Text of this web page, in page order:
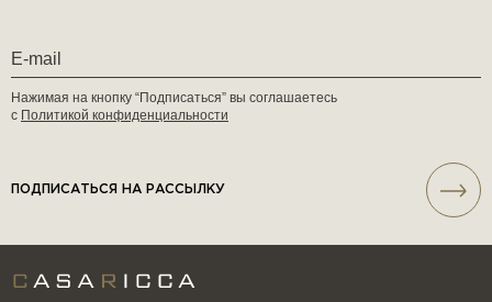
Нажимая на кнопку “Подписаться” вы соглашаетесь
с Политикой конфиденциальности
ПОДПИСАТЬСЯ НА РАССЫЛКУ